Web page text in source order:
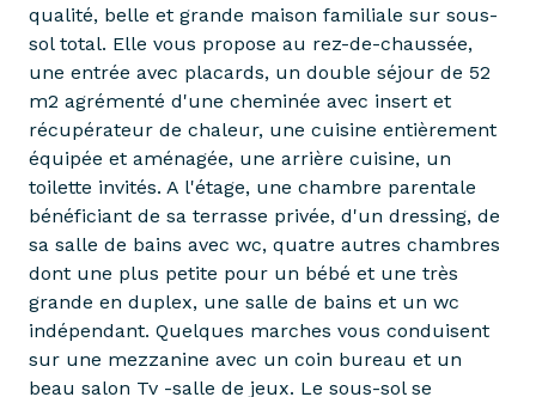
qualité, belle et grande maison familiale sur sous-
sol total. Elle vous propose au rez-de-chaussée,
une entrée avec placards, un double séjour de 52
m2 agrémenté d'une cheminée avec insert et
récupérateur de chaleur, une cuisine entièrement
équipée et aménagée, une arrière cuisine, un
toilette invités. A l'étage, une chambre parentale
bénéficiant de sa terrasse privée, d'un dressing, de
sa salle de bains avec wc, quatre autres chambres
dont une plus petite pour un bébé et une très
grande en duplex, une salle de bains et un wc
indépendant. Quelques marches vous conduisent
sur une mezzanine avec un coin bureau et un
beau salon Tv -salle de jeux. Le sous-sol se